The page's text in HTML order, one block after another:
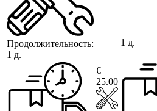
Продолжительность:
1 д.
€
25.00
1 д.